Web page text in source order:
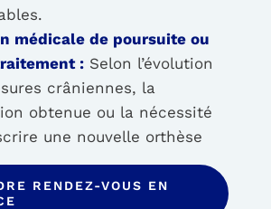
médicale de poursuite ou
: Selon l’évolution
crâniennes, la
obtenue ou la nécessité
une nouvelle orthèse
RENDEZ-VOUS EN